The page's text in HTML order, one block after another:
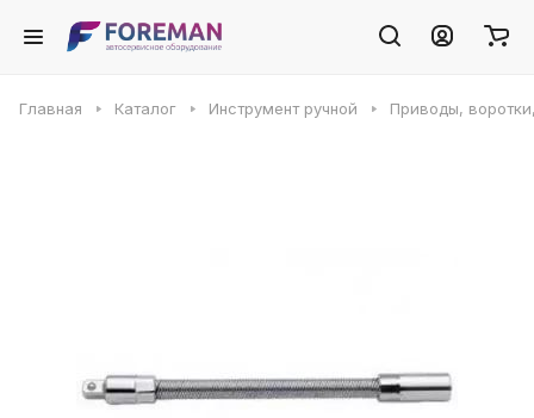
Главная Каталог Инструмент ручной Приводы,